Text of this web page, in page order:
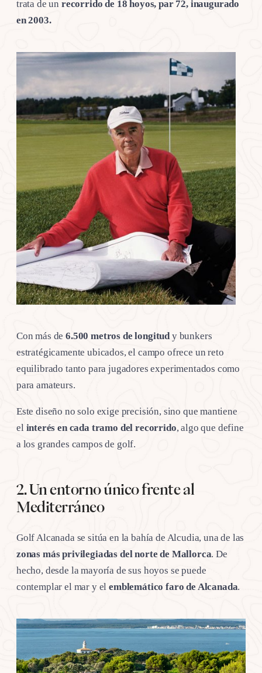
trata de un recorrido de 18 hoyos, par 72, inaugurado
en 2003.
Con más de 6.500 metros de longitudy bunkers
estratégicamente ubicados, el campo ofrece un reto
equilibrado tanto para jugadores experimentados como
para amateurs.
Este diseño no solo exige precisión, sino que mantiene
el interés en cada tramo del recorrido, algo que define
a los grandes campos de golf.
2. Un entorno único frente al
Mediterráneo
Golf Alcanada se sitúa en la bahía de Alcudia, una de las
zonas más privilegiadas del norte de Mallorca. De
hecho, desde la mayoría de sus hoyos se puede
contemplar el mar y elemblemático faro de Alcanada.